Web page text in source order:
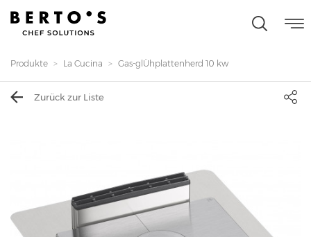
Produkte La Cucina Gas-glÜhplattenherd 10 kw
Zurück zur Liste